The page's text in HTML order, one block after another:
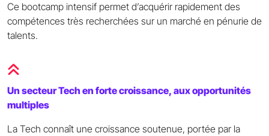
Ce bootcamp intensif permet d’acquérir rapidement des
compétences très recherchées sur un marché en pénurie de
talents.
Un secteur Tech en forte croissance, aux opportunités
multiples
La Tech connaît une croissance soutenue, portée par la